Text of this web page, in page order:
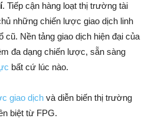
. Tiếp cận hàng loạt thị trường tài
những chiến lược giao dịch linh
cũ. Nền tảng giao dịch hiện đại của
đa dạng chiến lược, sẵn sàng
bất cứ lúc nào.
giao dịch và diễn biến thị trường
biệt từ FPG.